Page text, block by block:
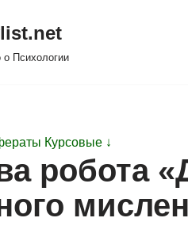
о Психологии
Курсовые ↓
робота